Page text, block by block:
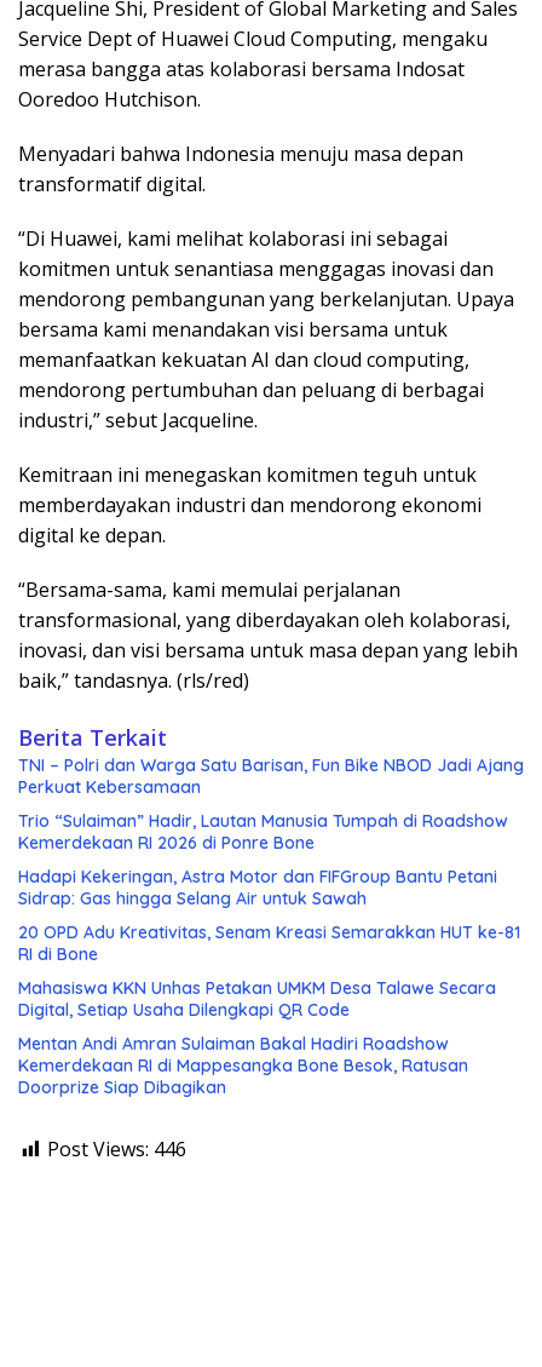
Jacqueline Shi, President of Global Marketing and Sales
Service Dept of Huawei Cloud Computing, mengaku
merasa bangga atas kolaborasi bersama Indosat
Ooredoo Hutchison.
Menyadari bahwa Indonesia menuju masa depan
transformatif digital.
“Di Huawei, kami melihat kolaborasi ini sebagai
komitmen untuk senantiasa menggagas inovasi dan
mendorong pembangunan yang berkelanjutan. Upaya
bersama kami menandakan visi bersama untuk
memanfaatkan kekuatan AI dan cloud computing,
mendorong pertumbuhan dan peluang di berbagai
industri,” sebut Jacqueline.
Kemitraan ini menegaskan komitmen teguh untuk
memberdayakan industri dan mendorong ekonomi
digital ke depan.
“Bersama-sama, kami memulai perjalanan
transformasional, yang diberdayakan oleh kolaborasi,
inovasi, dan visi bersama untuk masa depan yang lebih
baik,” tandasnya. (rls/red)
Berita Terkait
TNI – Polri dan Warga Satu Barisan, Fun Bike NBOD Jadi Ajang
Perkuat Kebersamaan
Trio “Sulaiman” Hadir, Lautan Manusia Tumpah di Roadshow
Kemerdekaan RI 2026 di Ponre Bone
Hadapi Kekeringan, Astra Motor dan FIFGroup Bantu Petani
Sidrap: Gas hingga Selang Air untuk Sawah
20 OPD Adu Kreativitas, Senam Kreasi Semarakkan HUT ke-81
RI di Bone
Mahasiswa KKN Unhas Petakan UMKM Desa Talawe Secara
Digital, Setiap Usaha Dilengkapi QR Code
Mentan Andi Amran Sulaiman Bakal Hadiri Roadshow
Kemerdekaan RI di Mappesangka Bone Besok, Ratusan
Doorprize Siap Dibagikan
Post Views: 446